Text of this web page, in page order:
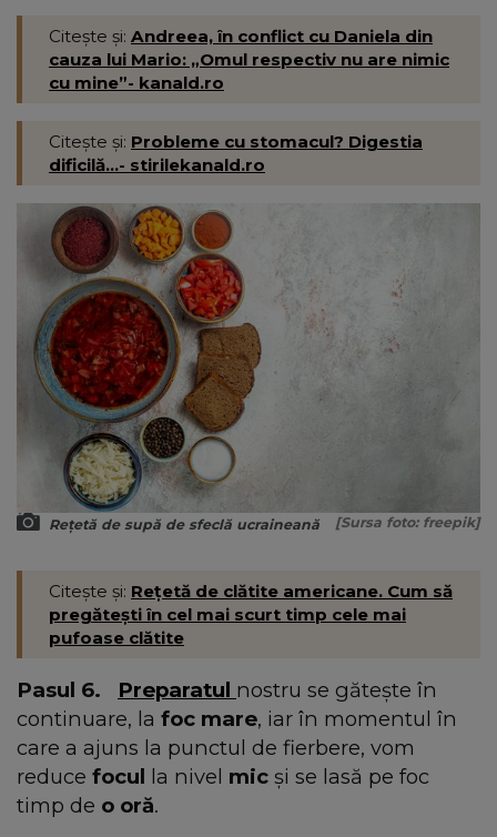
Citește și: Andreea, în conflict cu Daniela din
cauza lui Mario: „Omul respectiv nu are nimic
cu mine”- kanald.ro
Citește și: Probleme cu stomacul? Digestia
dificilă...- stirilekanald.ro
Rețetă de supă de sfeclă ucraineană [Sursa foto: freepik]
Citește și: Rețetă de clătite americane. Cum să
pregătești în cel mai scurt timp cele mai
pufoase clătite
Pasul 6. Preparatul nostru se gătește în
continuare, la foc mare, iar în momentul în
care a ajuns la punctul de fierbere, vom
reduce focul la nivel mic și se lasă pe foc
timp de o oră.